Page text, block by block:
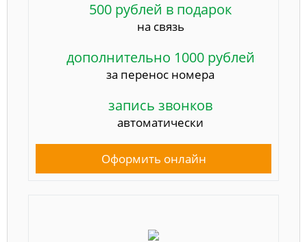
500 рублей в подарок
на связь
дополнительно 1000 рублей
за перенос номера
запись звонков
автоматически
Оформить онлайн